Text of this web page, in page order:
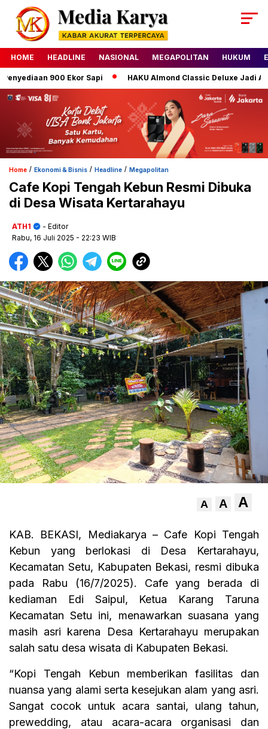
HOME HEADLINE NASIONAL MEGAPOLITAN HUKUM
900 Ekor Sapi HAKU Almond Classic Deluxe Jadi
Home / Ekonomi & Bisnis / Headline / Megapolitan
Cafe Kopi Tengah Kebun Resmi Dibuka
di Desa Wisata Kertarahayu
ATH1
- Editor
Rabu, 16 Juli 2025 - 22:23 WIB
A A A
KAB. BEKASI, Mediakarya – Cafe Kopi Tengah
Kebun yang berlokasi di Desa Kertarahayu,
Kecamatan Setu, Kabupaten Bekasi, resmi dibuka
pada Rabu (16/7/2025). Cafe yang berada di
kediaman Edi Saipul, Ketua Karang Taruna
Kecamatan Setu ini, menawarkan suasana yang
masih asri karena Desa Kertarahayu merupakan
salah satu desa wisata di Kabupaten Bekasi.
“Kopi Tengah Kebun memberikan fasilitas dan
nuansa yang alami serta kesejukan alam yang asri.
Sangat cocok untuk acara santai, ulang tahun,
prewedding, atau acara-acara organisasi dan